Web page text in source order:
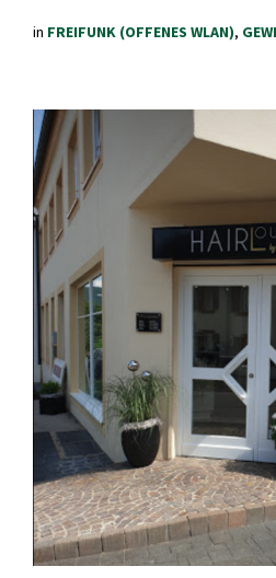
in FREIFUNK (OFFENES WLAN),